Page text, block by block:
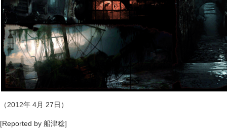
（2012年 4月 27日）
[Reported by 船津稔]